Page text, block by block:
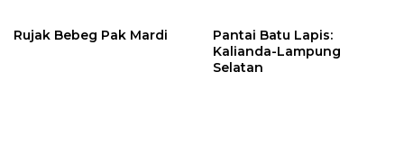
Rujak Bebeg Pak Mardi
Pantai Batu Lapis:
Kalianda-Lampung
Selatan